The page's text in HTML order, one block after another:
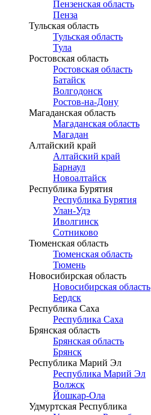
Пензенская область
Пенза
Тульская область
Тульская область
Тула
Ростовская область
Ростовская область
Батайск
Волгодонск
Ростов-на-Дону
Магаданская область
Магаданская область
Магадан
Алтайский край
Алтайский край
Барнаул
Новоалтайск
Республика Бурятия
Республика Бурятия
Улан-Удэ
Иволгинск
Сотниково
Тюменская область
Тюменская область
Тюмень
Новосибирская область
Новосибирская область
Бердск
Республика Саха
Республика Саха
Брянская область
Брянская область
Брянск
Республика Марий Эл
Республика Марий Эл
Волжск
Йошкар-Ола
Удмуртская Республика